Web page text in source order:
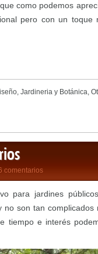
como podemos
pero con un toque
, Jardineria y Botánica,
comentarios
para jardines
son tan
tiempo e interés